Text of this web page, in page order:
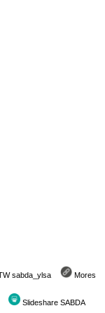
sabda_ylsa Mores
Slideshare SABDA